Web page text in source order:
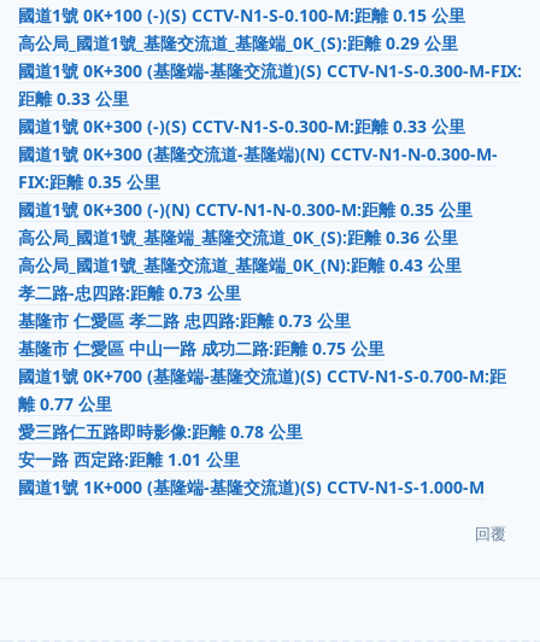
國道1號 0K+100 (-)(S) CCTV-N1-S-0.100-M:距離 0.15 公里
高公局_國道1號_基隆交流道_基隆端_0K_(S):距離 0.29 公里
國道1號 0K+300 (基隆端-基隆交流道)(S) CCTV-N1-S-0.300-M-FIX:
距離 0.33 公里
國道1號 0K+300 (-)(S) CCTV-N1-S-0.300-M:距離 0.33 公里
國道1號 0K+300 (基隆交流道-基隆端)(N) CCTV-N1-N-0.300-M-
FIX:距離 0.35 公里
國道1號 0K+300 (-)(N) CCTV-N1-N-0.300-M:距離 0.35 公里
高公局_國道1號_基隆端_基隆交流道_0K_(S):距離 0.36 公里
高公局_國道1號_基隆交流道_基隆端_0K_(N):距離 0.43 公里
孝二路-忠四路:距離 0.73 公里
基隆市 仁愛區 孝二路 忠四路:距離 0.73 公里
基隆市 仁愛區 中山一路 成功二路:距離 0.75 公里
國道1號 0K+700 (基隆端-基隆交流道)(S) CCTV-N1-S-0.700-M:距
離 0.77 公里
愛三路仁五路即時影像:距離 0.78 公里
安一路 西定路:距離 1.01 公里
國道1號 1K+000 (基隆端-基隆交流道)(S) CCTV-N1-S-1.000-M
回覆